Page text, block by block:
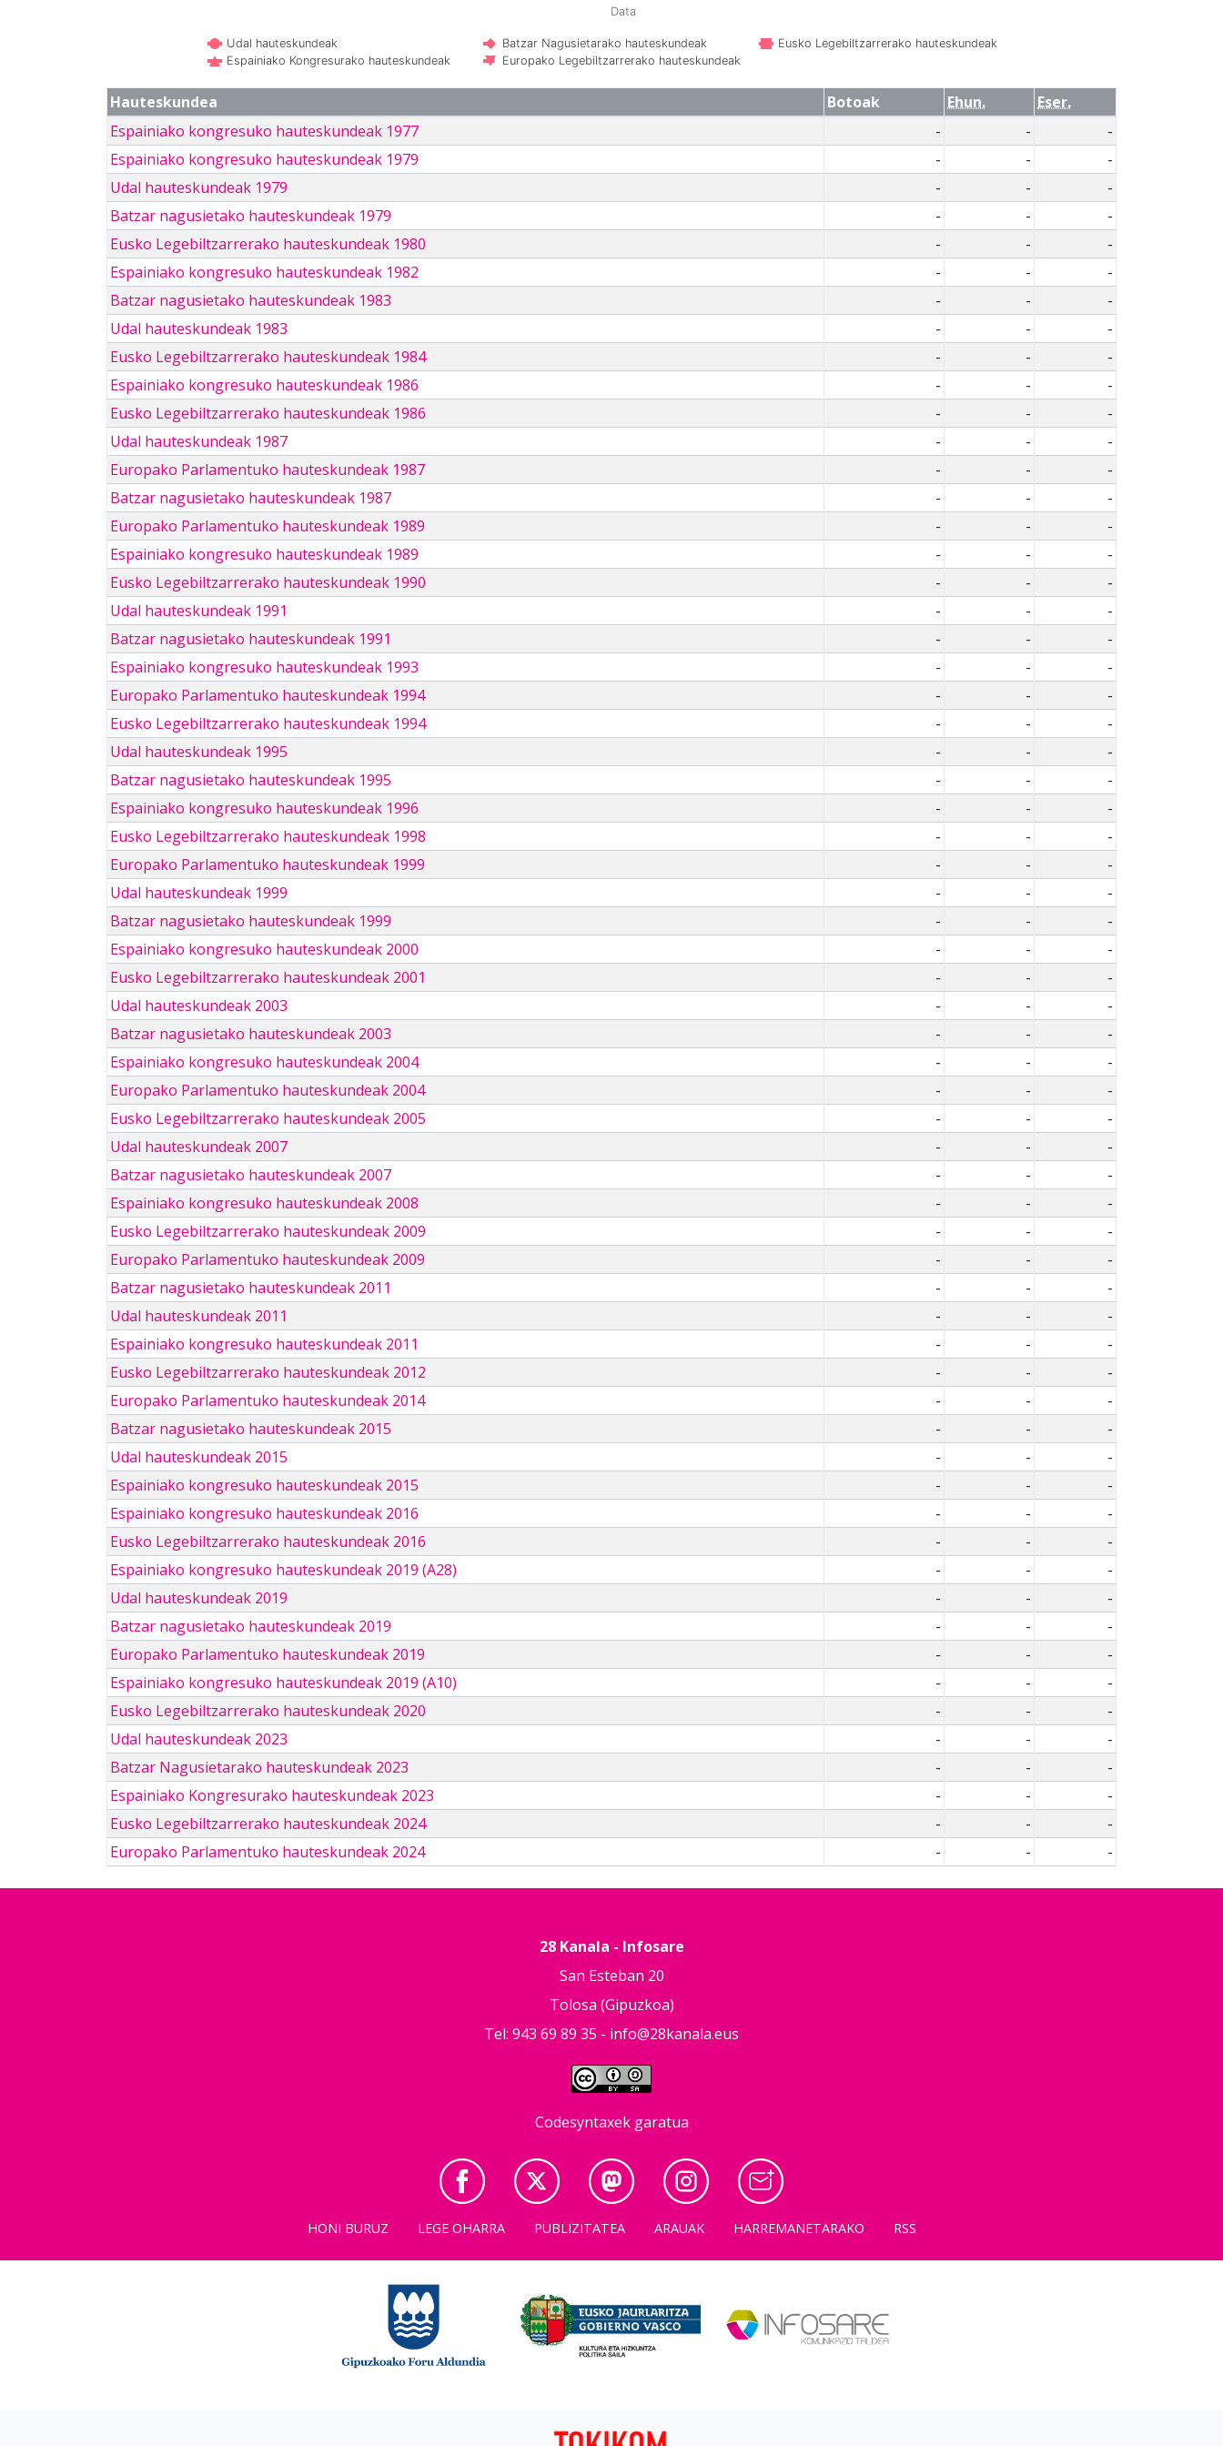
Data
Udal hauteskundeak Batzar Nagusietarako hauteskundeak
Eusko Legebiltzarrerako hauteskundeak
Espainiako Kongresurako hauteskundeak
Europako Legebiltzarrerako hauteskundeak
Hauteskundea Botoak Ehun.
Eser.
Espainiako kongresuko hauteskundeak 1977
- -
-
Espainiako kongresuko hauteskundeak 1979
- -
-
Udal hauteskundeak 1979
- -
-
Batzar nagusietako hauteskundeak 1979
- -
-
Eusko Legebiltzarrerako hauteskundeak 1980
- -
-
Espainiako kongresuko hauteskundeak 1982
- -
-
Batzar nagusietako hauteskundeak 1983
- -
-
Udal hauteskundeak 1983
- -
-
Eusko Legebiltzarrerako hauteskundeak 1984
- -
-
Espainiako kongresuko hauteskundeak 1986
- -
-
Eusko Legebiltzarrerako hauteskundeak 1986
- -
-
Udal hauteskundeak 1987
- -
-
Europako Parlamentuko hauteskundeak 1987
- -
-
Batzar nagusietako hauteskundeak 1987
- -
-
Europako Parlamentuko hauteskundeak 1989
- -
-
Espainiako kongresuko hauteskundeak 1989
- -
-
Eusko Legebiltzarrerako hauteskundeak 1990
- -
-
Udal hauteskundeak 1991
- -
-
Batzar nagusietako hauteskundeak 1991
- -
-
Espainiako kongresuko hauteskundeak 1993
- -
-
Europako Parlamentuko hauteskundeak 1994
- -
-
Eusko Legebiltzarrerako hauteskundeak 1994
- -
-
Udal hauteskundeak 1995
- -
-
Batzar nagusietako hauteskundeak 1995
- -
-
Espainiako kongresuko hauteskundeak 1996
- -
-
Eusko Legebiltzarrerako hauteskundeak 1998
- -
-
Europako Parlamentuko hauteskundeak 1999
- -
-
Udal hauteskundeak 1999
- -
-
Batzar nagusietako hauteskundeak 1999
- -
-
Espainiako kongresuko hauteskundeak 2000
- -
-
Eusko Legebiltzarrerako hauteskundeak 2001
- -
-
Udal hauteskundeak 2003
- -
-
Batzar nagusietako hauteskundeak 2003
- -
-
Espainiako kongresuko hauteskundeak 2004
- -
-
Europako Parlamentuko hauteskundeak 2004
- -
-
Eusko Legebiltzarrerako hauteskundeak 2005
- -
-
Udal hauteskundeak 2007
- -
-
Batzar nagusietako hauteskundeak 2007
- -
-
Espainiako kongresuko hauteskundeak 2008
- -
-
Eusko Legebiltzarrerako hauteskundeak 2009
- -
-
Europako Parlamentuko hauteskundeak 2009
- -
-
Batzar nagusietako hauteskundeak 2011
- -
-
Udal hauteskundeak 2011
- -
-
Espainiako kongresuko hauteskundeak 2011
- -
-
Eusko Legebiltzarrerako hauteskundeak 2012
- -
-
Europako Parlamentuko hauteskundeak 2014
- -
-
Batzar nagusietako hauteskundeak 2015
- -
-
Udal hauteskundeak 2015
- -
-
Espainiako kongresuko hauteskundeak 2015
- -
-
Espainiako kongresuko hauteskundeak 2016
- -
-
Eusko Legebiltzarrerako hauteskundeak 2016
- -
-
Espainiako kongresuko hauteskundeak 2019 (A28)
- -
-
Udal hauteskundeak 2019
- -
-
Batzar nagusietako hauteskundeak 2019
- -
-
Europako Parlamentuko hauteskundeak 2019
- -
-
Espainiako kongresuko hauteskundeak 2019 (A10)
- -
-
Eusko Legebiltzarrerako hauteskundeak 2020
- -
-
Udal hauteskundeak 2023
- -
-
Batzar Nagusietarako hauteskundeak 2023
- -
-
Espainiako Kongresurako hauteskundeak 2023
- -
-
Eusko Legebiltzarrerako hauteskundeak 2024
- -
-
Europako Parlamentuko hauteskundeak 2024
- - -
28 Kanala - Infosare
San Esteban 20
Tolosa (Gipuzkoa)
Tel: 943 69 89 35 - info@28kanala.eus
Codesyntaxek garatua
HONI BURUZ LEGE OHARRA PUBLIZITATEA ARAUAK HARREMANETARAKO RSS